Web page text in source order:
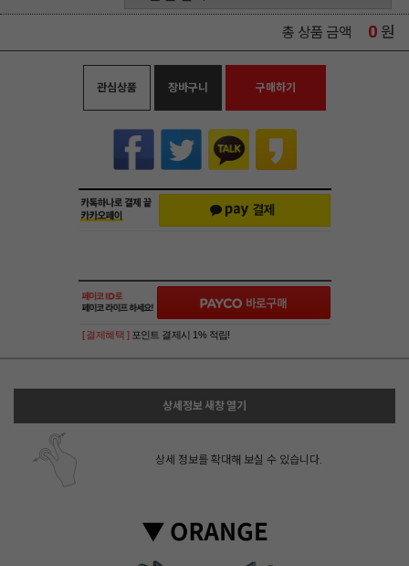
총 상품 금액 0 원
관심상품 장바구니 구매하기
[ 결제혜택 ] 포인트 결제시 1% 적립!
상세정보 새창 열기
상세 정보를 확대해 보실 수 있습니다.